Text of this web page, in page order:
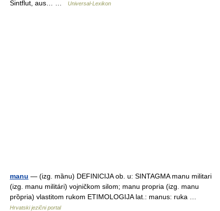
Sintflut, aus… …
Universal-Lexikon
manu — (izg. mȁnu) DEFINICIJA ob. u: SINTAGMA manu militari
(izg. manu militári) vojničkom silom; manu propria (izg. manu
prȍpria) vlastitom rukom ETIMOLOGIJA lat.: manus: ruka …
Hrvatski jezični portal